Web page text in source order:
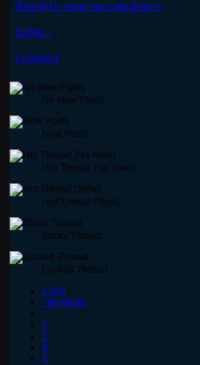
{Event} Un ascenseur très bizarre
Guilde +
Comment
No New Posts
New Posts
Hot Thread (No New)
Hot Thread (New)
Sticky Thread
Locked Thread
« first
‹ previous
…
2
3
4
5